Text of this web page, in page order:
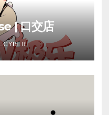
| 口交店